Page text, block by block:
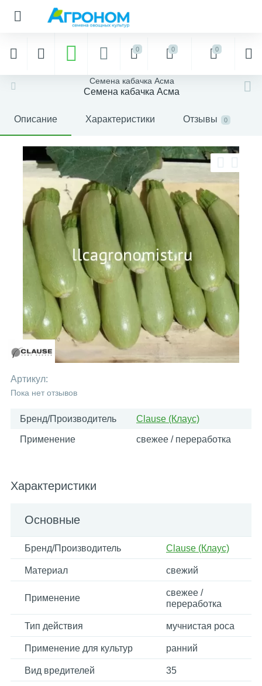
0 0 0
Семена кабачка Асма
Семена кабачка Асма
Описание Характеристики Отзывы 0
Артикул:
Пока нет отзывов
Бренд/Производитель Clause (Клаус)
Применение свежее / переработка
Характеристики
Основные
Бренд/Производитель Clause (Клаус)
Материал свежий
Применение
свежее /
переработка
Тип действия мучнистая роса
Применение для культур ранний
Вид вредителей 35